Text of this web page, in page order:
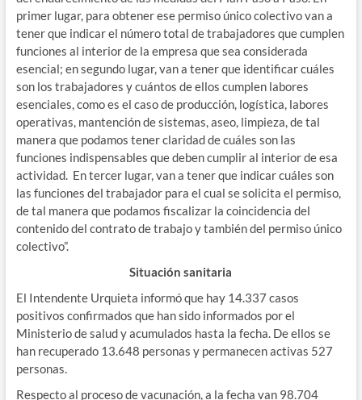
primer lugar, para obtener ese permiso único colectivo van a
tener que indicar el número total de trabajadores que cumplen
funciones al interior de la empresa que sea considerada
esencial; en segundo lugar, van a tener que identificar cuáles
son los trabajadores y cuántos de ellos cumplen labores
esenciales, como es el caso de producción, logística, labores
operativas, mantención de sistemas, aseo, limpieza, de tal
manera que podamos tener claridad de cuáles son las
funciones indispensables que deben cumplir al interior de esa
actividad. En tercer lugar, van a tener que indicar cuáles son
las funciones del trabajador para el cual se solicita el permiso,
de tal manera que podamos fiscalizar la coincidencia del
contenido del contrato de trabajo y también del permiso único
colectivo”.
Situación sanitaria
El Intendente Urquieta informó que hay 14.337 casos
positivos confirmados que han sido informados por el
Ministerio de salud y acumulados hasta la fecha. De ellos se
han recuperado 13.648 personas y permanecen activas 527
personas.
Respecto al proceso de vacunación, a la fecha van 98.704